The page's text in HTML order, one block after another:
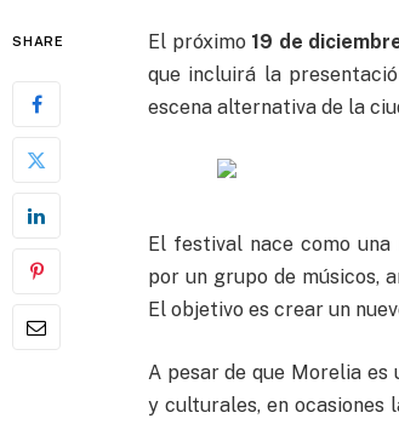
SHARE El próximo 19 de
que incluirá la
escena alternativa de la
El festival nace como
por un grupo de músicos,
El objetivo es crear un
A pesar de que Morelia es
y culturales, en ocasiones